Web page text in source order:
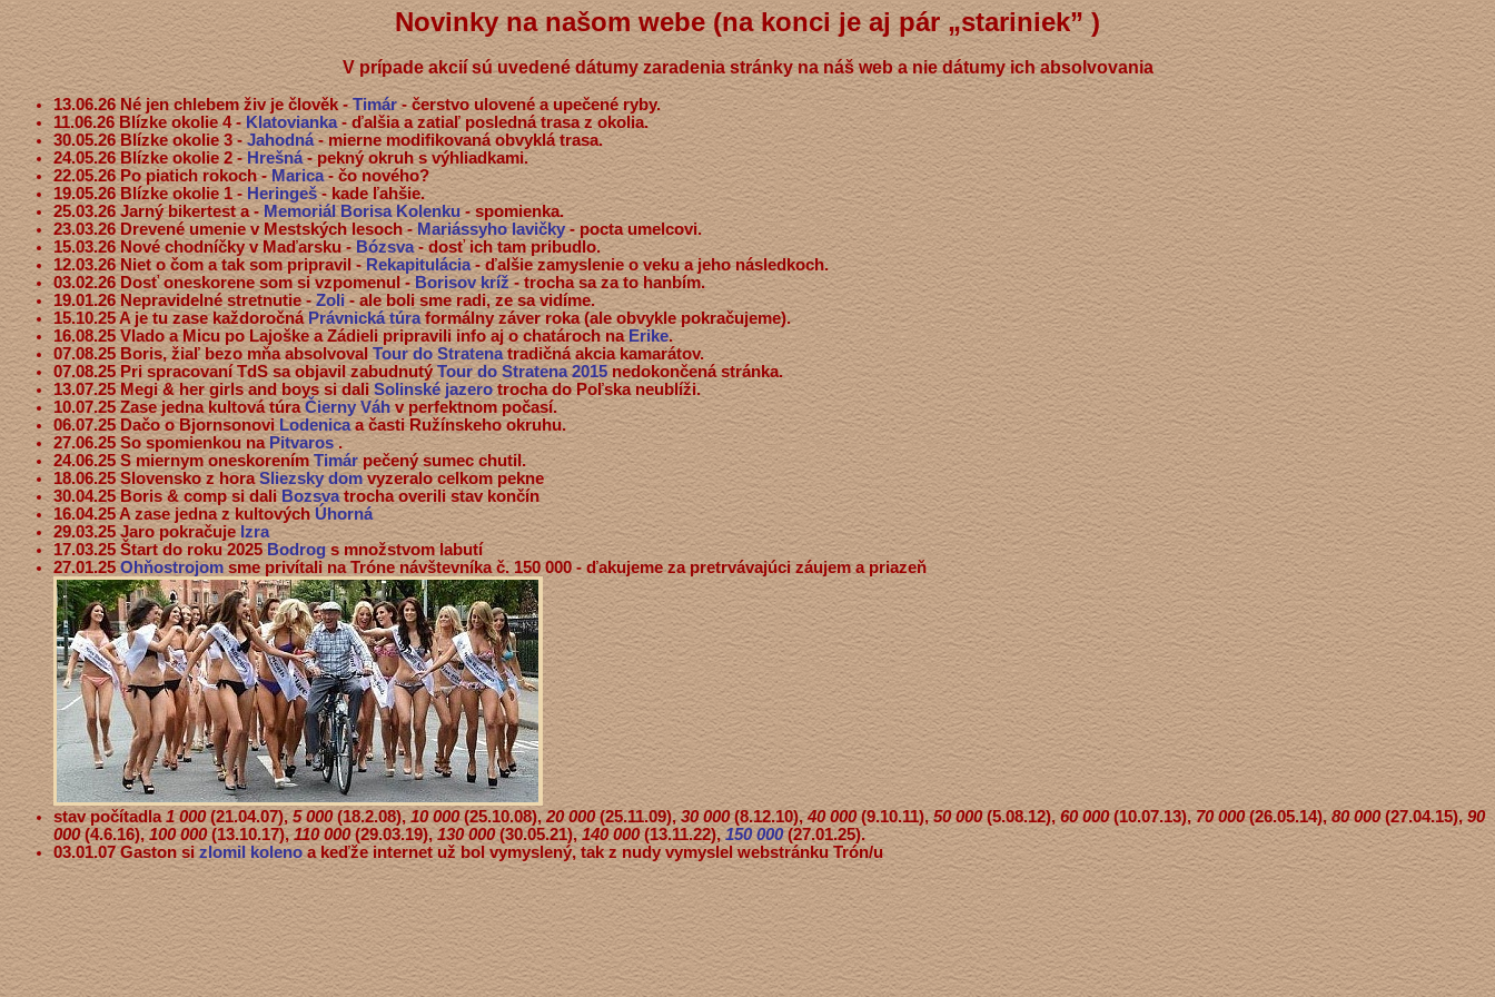
Novinky na našom webe (na konci je aj pár „stariniek” )
V prípade akcií sú uvedené dátumy zaradenia stránky na náš web a nie dátumy ich absolvovania
13.06.26 Né jen chlebem živ je člověk -Timár- čerstvo ulovené a upečené ryby.
11.06.26 Blízke okolie 4 - Klatovianka- ďalšia a zatiaľ posledná trasa z okolia.
30.05.26 Blízke okolie 3 -Jahodná- mierne modifikovaná obvyklá trasa.
24.05.26 Blízke okolie 2 - Hrešná- pekný okruh s výhliadkami.
22.05.26 Po piatich rokoch -Marica- čo nového?
19.05.26 Blízke okolie 1 - Heringeš- kade ľahšie.
25.03.26 Jarný bikertest a - Memoriál Borisa Kolenku- spomienka.
23.03.26 Drevené umenie v Mestských lesoch -Mariássyho lavičky- pocta umelcovi.
15.03.26 Nové chodníčky v Maďarsku - Bózsva- dosť ich tam pribudlo.
12.03.26 Niet o čom a tak som pripravil -Rekapitulácia- ďalšie zamyslenie o veku a jeho následkoch.
03.02.26 Dosť oneskorene som si vzpomenul -Borisov kríž- trocha sa za to hanbím.
19.01.26 Nepravidelné stretnutie -Zoli - ale boli sme radi, ze sa vidíme.
15.10.25 A je tu zase každoročná Právnická túraformálny záver roka (ale obvykle pokračujeme).
16.08.25 Vlado a Micu po Lajoške a Zádieli pripravili info aj o chatároch naErike.
07.08.25 Boris, žiaľ bezo mňa absolvovalTour do Stratenatradičná akcia kamarátov.
07.08.25 Pri spracovaní TdS sa objavil zabudnutýTour do Stratena 2015 nedokončená stránka.
13.07.25 Megi & her girls and boys si dali Solinské jazerotrocha do Poľska neublíži.
10.07.25 Zase jedna kultová túraČierny Váhv perfektnom počasí.
06.07.25 Dačo o Bjornsonovi Lodenicaa časti Ružínskeho okruhu.
27.06.25 So spomienkou naPitvaros.
24.06.25 S miernym oneskorenímTimárpečený sumec chutil.
18.06.25 Slovensko z horaSliezsky domvyzeralo celkom pekne
30.04.25 Boris & comp si dali Bozsvatrocha overili stav končín
16.04.25 A zase jedna z kultovýchÚhorná
29.03.25 Jaro pokračuje Izra
17.03.25 Štart do roku 2025 Bodrogs množstvom labutí
27.01.25Ohňostrojomsme privítali na Tróne návštevníka č. 150 000 - ďakujeme za pretrvávajúci záujem a priazeň
stav počítadla1 000(21.04.07), 5 000(18.2.08), 10 000(25.10.08),20 000(25.11.09),30 000(8.12.10),40 000(9.10.11),50 000(5.08.12), 60 000(10.07.13),70 000(26.05.14),80 000(27.04.15), 90
000(4.6.16),100 000(13.10.17),110 000(29.03.19),130 000(30.05.21),140 000(13.11.22), 150 000(27.01.25).
03.01.07 Gaston sizlomil kolenoa keďže internet už bol vymyslený, tak z nudy vymyslel webstránku Trón/u